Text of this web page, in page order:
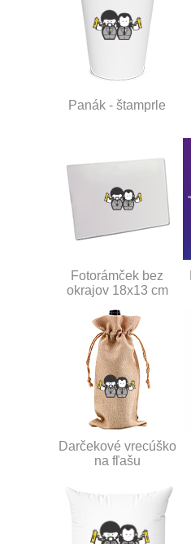
Panák - štamprle
Fotorámček bez
okrajov 18x13 cm
Darčekové vrecúško
na fľašu